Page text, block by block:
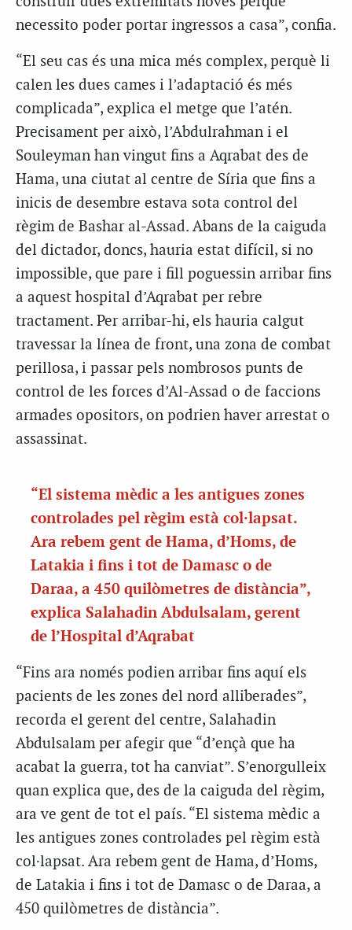
necessito poder portar ingressos a casa”, confia.
“El seu cas és una mica més complex, perquè li
calen les dues cames i l’adaptació és més
complicada”, explica el metge que l’atén.
Precisament per això, l’Abdulrahman i el
Souleyman han vingut fins a Aqrabat des de
Hama, una ciutat al centre de Síria que fins a
inicis de desembre estava sota control del
règim de Bashar al-Assad. Abans de la caiguda
del dictador, doncs, hauria estat difícil, si no
impossible, que pare i fill poguessin arribar fins
a aquest hospital d’Aqrabat per rebre
tractament. Per arribar-hi, els hauria calgut
travessar la línea de front, una zona de combat
perillosa, i passar pels nombrosos punts de
control de les forces d’Al-Assad o de faccions
armades opositors, on podrien haver arrestat o
assassinat.
“El sistema mèdic a les antigues zones
controlades pel règim està col·lapsat.
Ara rebem gent de Hama, d’Homs, de
Latakia i fins i tot de Damasc o de
Daraa, a 450 quilòmetres de distància”,
explica Salahadin Abdulsalam, gerent
de l’Hospital d’Aqrabat
“Fins ara només podien arribar fins aquí els
pacients de les zones del nord alliberades”,
recorda el gerent del centre, Salahadin
Abdulsalam per afegir que “d’ençà que ha
acabat la guerra, tot ha canviat”. S’enorgulleix
quan explica que, des de la caiguda del règim,
ara ve gent de tot el país. “El sistema mèdic a
les antigues zones controlades pel règim està
col·lapsat. Ara rebem gent de Hama, d’Homs,
de Latakia i fins i tot de Damasc o de Daraa, a
450 quilòmetres de distància”.